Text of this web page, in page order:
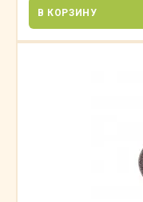
В КОРЗИНУ